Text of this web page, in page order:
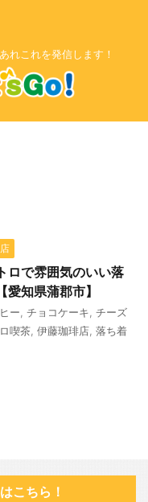
れこれを発信します！
ロで雰囲気のいい落
知県蒲郡市】
ー チョコケーキ チーズ
喫茶 伊藤珈琲店 落ち着
こちら！